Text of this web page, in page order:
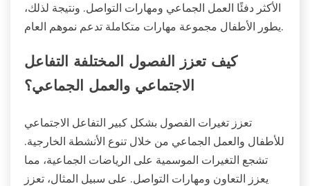
الأكثر دفئًا العمل الجماعي ومهارات التواصل. ونتيجة لذلك،
يطور الأطفال مجموعة مهارات متكاملة تدعم نموهم العام.
كيف تعزز الفصول المختلفة التفاعل
الاجتماعي والعمل الجماعي؟
تعزز تغيرات الفصول بشكل كبير التفاعل الاجتماعي
للأطفال والعمل الجماعي من خلال تنوع الأنشطة الخارجية.
تشجع التغيرات الموسمية على الرياضات الجماعية، مما
يعزز التعاون ومهارات التواصل. على سبيل المثال، تعزز